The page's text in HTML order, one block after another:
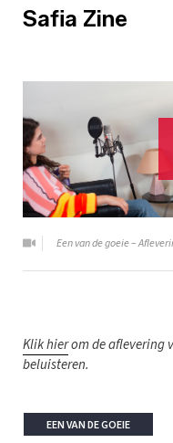
Safia Zine
Een van de goeie –
Klik hierom de aflevering
beluisteren.
EEN VAN DE GOEIE